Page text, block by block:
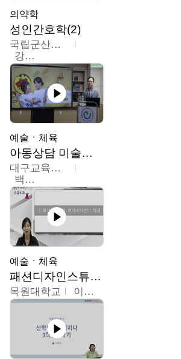
의약학
성인간호학(2)
국립군산대학교
강경아
예술ㆍ체육
아동상담 미술치료
대구교육대학교
백중열
예술ㆍ체육
패션디자인스튜디오
목원대학교 이건희